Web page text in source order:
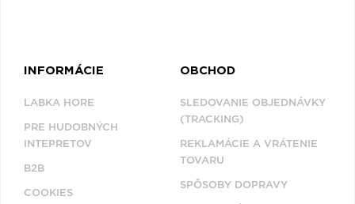
INFORMÁCIE
LABKA HORE
PRE HUDOBNÝCH
INTEPRETOV
B2B
COOKIES
OBCHOD
SLEDOVANIE OBJEDNÁVKY
(TRACKING)
REKLAMÁCIE A VRÁTENIE
TOVARU
SPÔSOBY DOPRAVY